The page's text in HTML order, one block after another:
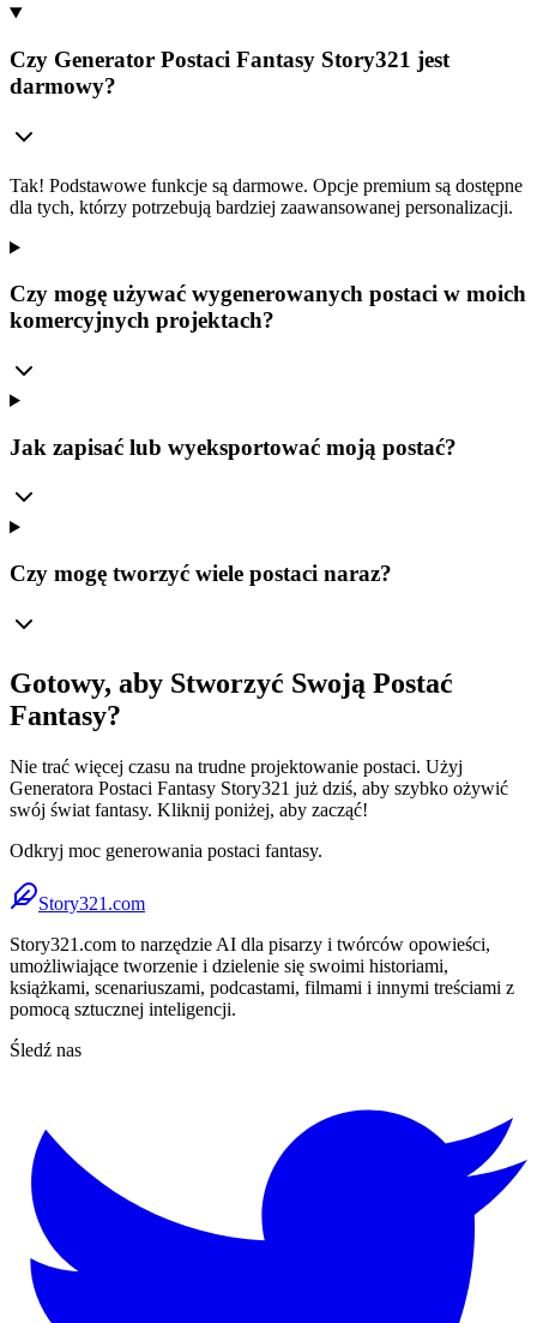
Czy Generator Postaci Fantasy Story321 jest
darmowy?
Tak! Podstawowe funkcje są darmowe. Opcje premium są dostępne
dla tych, którzy potrzebują bardziej zaawansowanej personalizacji.
Czy mogę używać wygenerowanych postaci w moich
komercyjnych projektach?
Jak zapisać lub wyeksportować moją postać?
Czy mogę tworzyć wiele postaci naraz?
Gotowy, aby Stworzyć Swoją Postać
Fantasy?
Nie trać więcej czasu na trudne projektowanie postaci. Użyj
Generatora Postaci Fantasy Story321 już dziś, aby szybko ożywić
swój świat fantasy. Kliknij poniżej, aby zacząć!
Odkryj moc generowania postaci fantasy.
Story321.com
Story321.com to narzędzie AI dla pisarzy i twórców opowieści,
umożliwiające tworzenie i dzielenie się swoimi historiami,
książkami, scenariuszami, podcastami, filmami i innymi treściami z
pomocą sztucznej inteligencji.
Śledź nas